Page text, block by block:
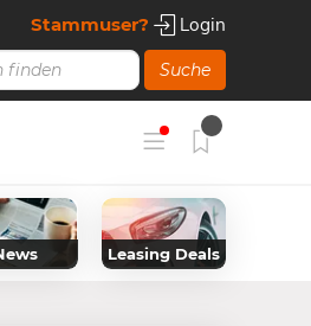
Stammuser? Login
Suche
Leasing Deals